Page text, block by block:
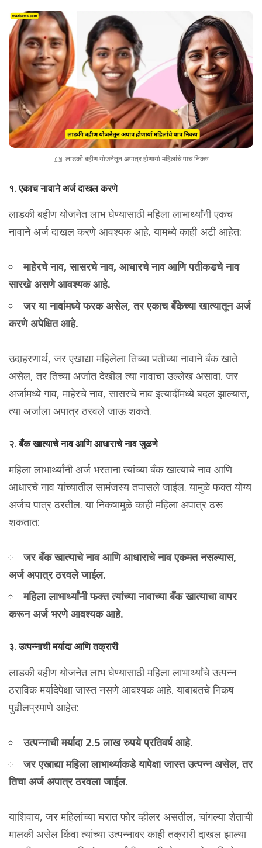
लाडकी बहीण योजनेतून अपात्र होणार्या महिलांचे पाच निकष
१. एकाच नावाने अर्ज दाखल करणे
लाडकी बहीण योजनेत लाभ घेण्यासाठी महिला लाभार्थ्यांनी एकच
नावाने अर्ज दाखल करणे आवश्यक आहे. यामध्ये काही अटी आहेत:
माहेरचे नाव, सासरचे नाव, आधारचे नाव आणि पतीकडचे नाव
सारखे असणे आवश्यक आहे.
जर या नावांमध्ये फरक असेल, तर एकाच बँकेच्या खात्यातून अर्ज
करणे अपेक्षित आहे.
उदाहरणार्थ, जर एखाद्या महिलेला तिच्या पतीच्या नावाने बँक खाते
असेल, तर तिच्या अर्जात देखील त्या नावाचा उल्लेख असावा. जर
अर्जामध्ये गाव, माहेरचे नाव, सासरचे नाव इत्यादींमध्ये बदल झाल्यास,
त्या अर्जाला अपात्र ठरवले जाऊ शकते.
२. बँक खात्याचे नाव आणि आधाराचे नाव जुळणे
महिला लाभार्थ्यांनी अर्ज भरताना त्यांच्या बँक खात्याचे नाव आणि
आधारचे नाव यांच्यातील सामंजस्य तपासले जाईल. यामुळे फक्त योग्य
अर्जच पात्र ठरतील. या निकषामुळे काही महिला अपात्र ठरू
शकतात:
जर बँक खात्याचे नाव आणि आधाराचे नाव एकमत नसल्यास,
अर्ज अपात्र ठरवले जाईल.
महिला लाभार्थ्यांनी फक्त त्यांच्या नावाच्या बँक खात्याचा वापर
करून अर्ज भरणे आवश्यक आहे.
३. उत्पन्नाची मर्यादा आणि तक्रारी
लाडकी बहीण योजनेत लाभ घेण्यासाठी महिला लाभार्थ्यांचे उत्पन्न
ठराविक मर्यादेपेक्षा जास्त नसणे आवश्यक आहे. याबाबतचे निकष
पुढीलप्रमाणे आहेत:
उत्पन्नाची मर्यादा 2.5 लाख रुपये प्रतिवर्ष आहे.
जर एखाद्या महिला लाभार्थ्याकडे यापेक्षा जास्त उत्पन्न असेल, तर
तिचा अर्ज अपात्र ठरवला जाईल.
याशिवाय, जर महिलांच्या घरात फोर व्हीलर असतील, चांगल्या शेताची
मालकी असेल किंवा त्यांच्या उत्पन्नावर काही तक्रारी दाखल झाल्या